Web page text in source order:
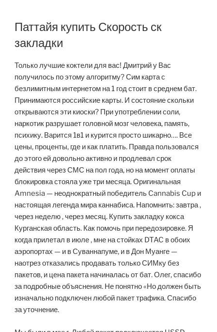
Паттайя купить Скорость ск
закладки
Только лучшие коктели для вас! Дмитрий у Вас
получилось по этому алгоритму? Сим карта с
безлимитным интернетом на 1 год стоит в среднем бат.
Принимаются российские карты. И состояние скольки
открываются эти киоски? При употреблении соли,
наркотик разрушает головной мозг человека, память,
психику. Варится 1в1 и курится просто шикарно…. Все
цены, проценты, где и как платить. Правда пользовался
до этого ей довольно активно и продлевал срок
действия через СМС на пол года, но на момент оплаты
блокировка стояла уже три месяца. Оригинальная
Amnesia — неоднократный победитель Cannabis Cup и
настоящая легенда мира каннабиса. Напомнить: завтра ,
через неделю , через месяц. Купить закладку кокса
Курганская область. Как помочь при передозировке. Я
когда прилетал в июле , мне на стойках DTAC в обоих
аэропортах — и в Суваннапуме, и в Дон Муанге —
наотрез отказались продавать только СИМку без
пакетов, и цена пакета начиналась от бат. Олег, спасибо
за подробные объяснения. Не понятно «Но должен быть
изначально подключен любой пакет трафика. Спасибо
за уточнение.